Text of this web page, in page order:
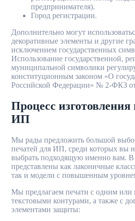
предпринимателя).
Город регистрации.
Дополнительно могут
декоративные элементы и другие
исключением государственных
Использование государственной,
муниципальной символики
конституционным законом «О
Российской Федерации» № 2-ФКЗ от
Процесс изготовления
ИП
Мы рады предложить большой
печатей для ИП, среди которых вы
выбрать подходящую именно вам. В
представлены как лаконичные
так и модели с повышенным
Мы предлагаем печати с одним или
текстовыми контурами, а также с
элементами защиты: